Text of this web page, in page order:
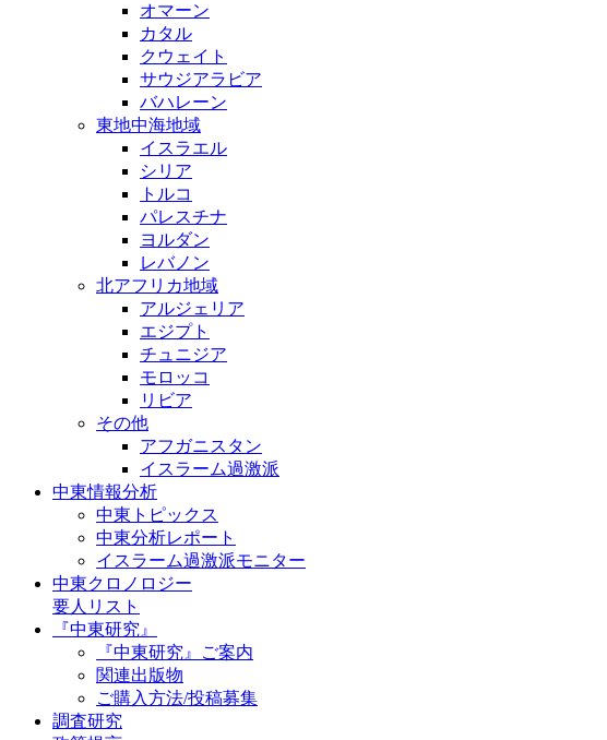
オマーン
カタル
クウェイト
サウジアラビア
バハレーン
東地中海地域
イスラエル
シリア
トルコ
パレスチナ
ヨルダン
レバノン
北アフリカ地域
アルジェリア
エジプト
チュニジア
モロッコ
リビア
その他
アフガニスタン
イスラーム過激派
中東情報分析
中東トピックス
中東分析レポート
イスラーム過激派モニター
中東クロノロジー
要人リスト
『中東研究』
『中東研究』ご案内
関連出版物
ご購入方法/投稿募集
調査研究